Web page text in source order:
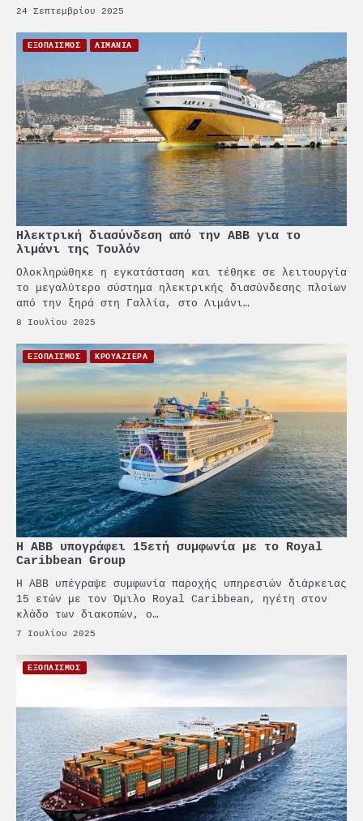
24 Σεπτεμβρίου 2025
ΕΞΟΠΛΙΣΜΟΣ ΛΙΜΑΝΙΑ
Ηλεκτρική διασύνδεση από την ΑΒΒ για το
λιμάνι της Τουλόν
Ολοκληρώθηκε η εγκατάσταση και τέθηκε σε λειτουργία
το μεγαλύτερο σύστημα ηλεκτρικής διασύνδεσης πλοίων
από την ξηρά στη Γαλλία, στο Λιμάνι…
8 Ιουλίου 2025
ΕΞΟΠΛΙΣΜΟΣ ΚΡΟΥΑΖΙΕΡΑ
Η ABB υπογράφει 15ετή συμφωνία με το Royal
Caribbean Group
Η ABB υπέγραψε συμφωνία παροχής υπηρεσιών διάρκειας
15 ετών με τον Όμιλο Royal Caribbean, ηγέτη στον
κλάδο των διακοπών, ο…
7 Ιουλίου 2025
ΕΞΟΠΛΙΣΜΟΣ